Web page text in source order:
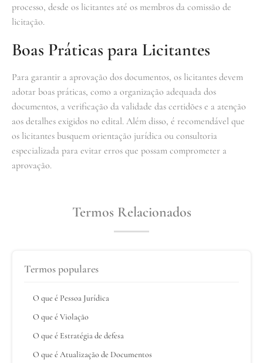
processo, desde os licitantes até os membros da comissão de
licitação.
Boas Práticas para Licitantes
Para garantir a aprovação dos documentos, os licitantes devem
adotar boas práticas, como a organização adequada dos
documentos, a verificação da validade das certidões e a atenção
aos detalhes exigidos no edital. Além disso, é recomendável que
os licitantes busquem orientação jurídica ou consultoria
especializada para evitar erros que possam comprometer a
aprovação.
Termos Relacionados
Termos populares
O que é Pessoa Jurídica
O que é Violação
O que é Estratégia de defesa
O que é Atualização de Documentos